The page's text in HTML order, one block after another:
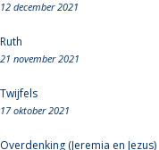
12 december 2021
Ruth
21 november 2021
Twijfels
17 oktober 2021
Overdenking (Jeremia en Jezus)